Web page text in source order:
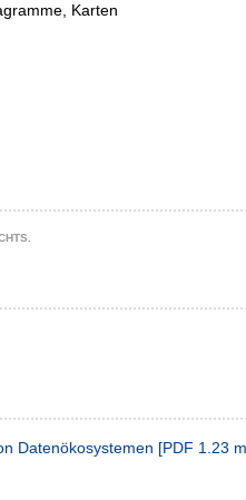
Karten
Datenökosystemen [PDF 1.23